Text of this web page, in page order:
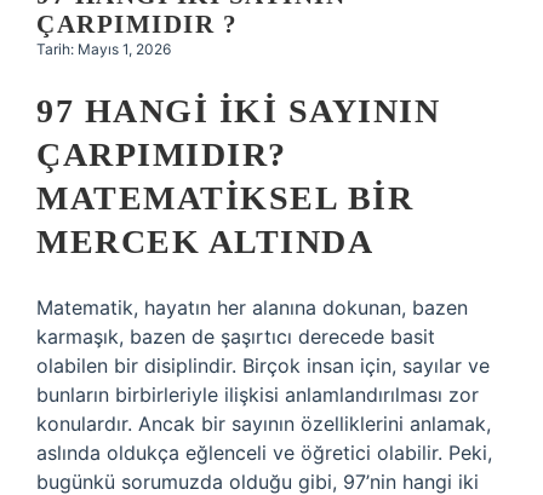
Hakkımızda
ÇARPIMIDIR ?
Tarih: Mayıs 1, 2026
97 HANGI İKI SAYININ
ÇARPIMIDIR?
MATEMATIKSEL BIR
MERCEK ALTINDA
Matematik, hayatın her alanına dokunan, bazen
karmaşık, bazen de şaşırtıcı derecede basit
olabilen bir disiplindir. Birçok insan için, sayılar ve
bunların birbirleriyle ilişkisi anlamlandırılması zor
konulardır. Ancak bir sayının özelliklerini anlamak,
aslında oldukça eğlenceli ve öğretici olabilir. Peki,
bugünkü sorumuzda olduğu gibi, 97’nin hangi iki